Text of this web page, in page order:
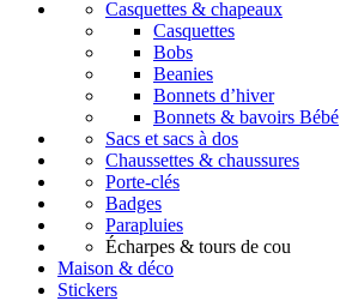
Casquettes & chapeaux
Casquettes
Bobs
Beanies
Bonnets d’hiver
Bonnets & bavoirs Bébé
Sacs et sacs à dos
Chaussettes & chaussures
Porte-clés
Badges
Parapluies
Écharpes & tours de cou
Maison & déco
Stickers